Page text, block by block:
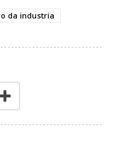
da industria